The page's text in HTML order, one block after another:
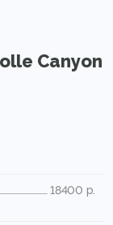
Canyon
18400 р.